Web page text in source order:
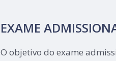
EXAME
O objetivo do exame